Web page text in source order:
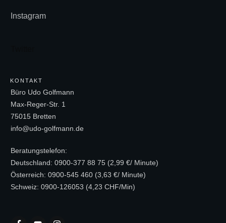
Instagram
KONTAKT
Büro Udo Golfmann
Max-Reger-Str. 1
75015 Bretten
info@udo-golfmann.de
Beratungstelefon:
Deutschland: 0900-377 88 75 (2,99 €/ Minute)
Österreich: 0900-545 460 (3,63 €/ Minute)
Schweiz: 0900-126053 (4,23 CHF/Min)